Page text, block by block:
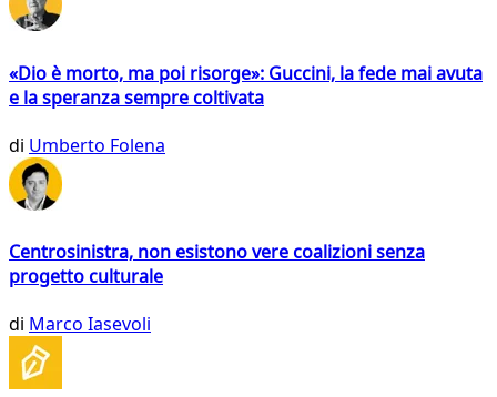
«Dio è morto, ma poi risorge»: Guccini, la fede mai avuta
e la speranza sempre coltivata
di Umberto Folena
Centrosinistra, non esistono vere coalizioni senza
progetto culturale
di Marco Iasevoli